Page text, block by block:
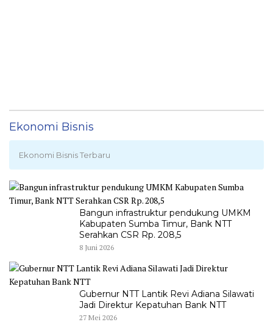
Ekonomi Bisnis
Ekonomi Bisnis Terbaru
Bangun infrastruktur pendukung UMKM
Kabupaten Sumba Timur, Bank NTT
Serahkan CSR Rp. 208,5
8 Juni 2026
Gubernur NTT Lantik Revi Adiana Silawati
Jadi Direktur Kepatuhan Bank NTT
27 Mei 2026